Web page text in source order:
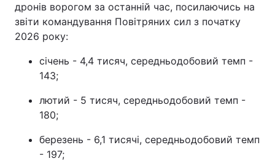
дронів ворогом за останній час, посилаючись на
звіти командування Повітряних сил з початку
2026 року:
січень - 4,4 тисяч, середньодобовий темп -
143;
лютий - 5 тисяч, середньодобовий темп -
180;
березень - 6,1 тисячі, середньодобовий темп
- 197;